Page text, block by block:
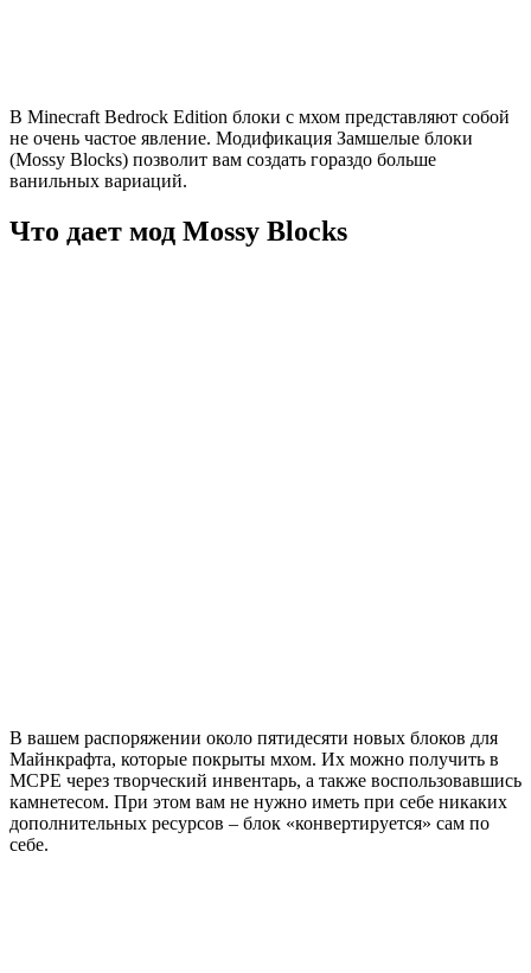
В Minecraft Bedrock Edition блоки с мхом представляют собой
не очень частое явление. Модификация Замшелые блоки
(Mossy Blocks) позволит вам создать гораздо больше
ванильных вариаций.
Что дает мод Mossy Blocks
В вашем распоряжении около пятидесяти новых блоков для
Майнкрафта, которые покрыты мхом. Их можно получить в
MCPE через творческий инвентарь, а также воспользовавшись
камнетесом. При этом вам не нужно иметь при себе никаких
дополнительных ресурсов – блок «конвертируется» сам по
себе.